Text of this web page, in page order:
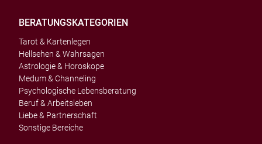
BERATUNGSKATEGORIEN
Tarot & Kartenlegen
Hellsehen & Wahrsagen
Astrologie & Horoskope
Medum & Channeling
Psychologische Lebensberatung
Beruf & Arbeitsleben
Liebe & Partnerschaft
Sonstige Bereiche